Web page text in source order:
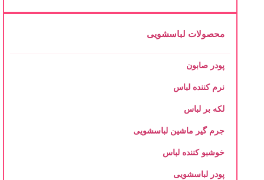
محصولات لباسشویی
پودر صابون
نرم کننده لباس
لکه بر لباس
جرم گیر ماشین لباسشویی
خوشبو کننده لباس
پودر لباسشویی